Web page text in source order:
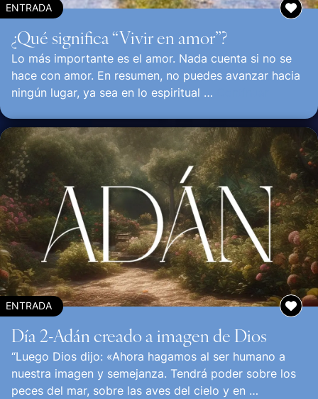
ENTRADA
¿Qué significa “Vivir en amor”?
Lo más importante es el amor. Nada cuenta si no se
hace con amor. En resumen, no puedes avanzar hacia
ningún lugar, ya sea en lo espiritual …
ENTRADA
Día 2-Adán creado a imagen de Dios
“Luego Dios dijo: «Ahora hagamos al ser humano a
nuestra imagen y semejanza. Tendrá poder sobre los
peces del mar, sobre las aves del cielo y en …